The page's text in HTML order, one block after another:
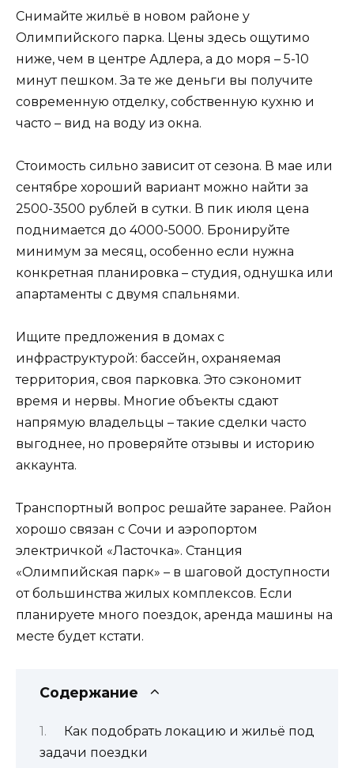
Снимайте жильё в новом районе у
Олимпийского парка. Цены здесь ощутимо
ниже, чем в центре Адлера, а до моря – 5-10
минут пешком. За те же деньги вы получите
современную отделку, собственную кухню и
часто – вид на воду из окна.
Стоимость сильно зависит от сезона. В мае или
сентябре хороший вариант можно найти за
2500-3500 рублей в сутки. В пик июля цена
поднимается до 4000-5000. Бронируйте
минимум за месяц, особенно если нужна
конкретная планировка – студия, однушка или
апартаменты с двумя спальнями.
Ищите предложения в домах с
инфраструктурой: бассейн, охраняемая
территория, своя парковка. Это сэкономит
время и нервы. Многие объекты сдают
напрямую владельцы – такие сделки часто
выгоднее, но проверяйте отзывы и историю
аккаунта.
Транспортный вопрос решайте заранее. Район
хорошо связан с Сочи и аэропортом
электричкой «Ласточка». Станция
«Олимпийская парк» – в шаговой доступности
от большинства жилых комплексов. Если
планируете много поездок, аренда машины на
месте будет кстати.
Содержание
Как подобрать локацию и жильё под
задачи поездки